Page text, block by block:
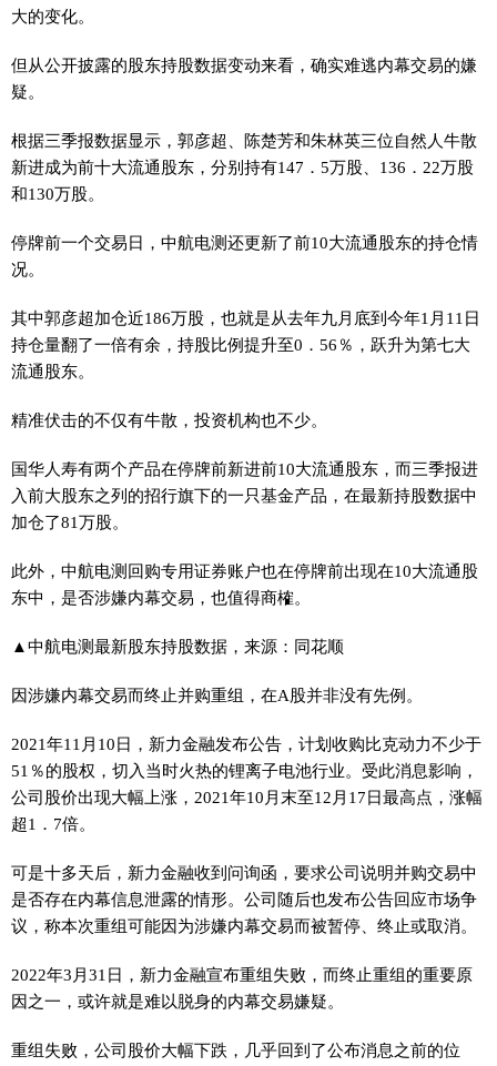
大的变化。
但从公开披露的股东持股数据变动来看，确实难逃内幕交易的嫌
疑。
根据三季报数据显示，郭彦超、陈楚芳和朱林英三位自然人牛散
新进成为前十大流通股东，分别持有147．5万股、136．22万股
和130万股。
停牌前一个交易日，中航电测还更新了前10大流通股东的持仓情
况。
其中郭彦超加仓近186万股，也就是从去年九月底到今年1月11日
持仓量翻了一倍有余，持股比例提升至0．56％，跃升为第七大
流通股东。
精准伏击的不仅有牛散，投资机构也不少。
国华人寿有两个产品在停牌前新进前10大流通股东，而三季报进
入前大股东之列的招行旗下的一只基金产品，在最新持股数据中
加仓了81万股。
此外，中航电测回购专用证券账户也在停牌前出现在10大流通股
东中，是否涉嫌内幕交易，也值得商榷。
▲中航电测最新股东持股数据，来源：同花顺
因涉嫌内幕交易而终止并购重组，在A股并非没有先例。
2021年11月10日，新力金融发布公告，计划收购比克动力不少于
51％的股权，切入当时火热的锂离子电池行业。受此消息影响，
公司股价出现大幅上涨，2021年10月末至12月17日最高点，涨幅
超1．7倍。
可是十多天后，新力金融收到问询函，要求公司说明并购交易中
是否存在内幕信息泄露的情形。公司随后也发布公告回应市场争
议，称本次重组可能因为涉嫌内幕交易而被暂停、终止或取消。
2022年3月31日，新力金融宣布重组失败，而终止重组的重要原
因之一，或许就是难以脱身的内幕交易嫌疑。
重组失败，公司股价大幅下跌，几乎回到了公布消息之前的位